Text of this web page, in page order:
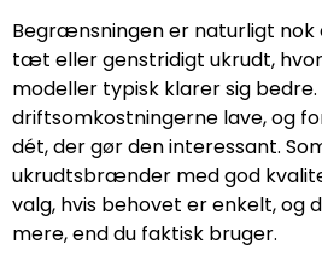
Begrænsningen er naturligt
tæt eller genstridigt ukrudt,
modeller typisk klarer sig
driftsomkostningerne lave, og
dét, der gør den interessant.
ukrudtsbrænder med god
valg, hvis behovet er enkelt, og
mere, end du faktisk bruger.